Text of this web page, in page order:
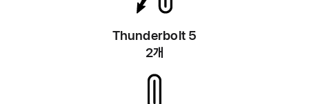
Thunderbolt 5
2개